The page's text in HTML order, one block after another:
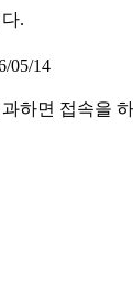
.
05/14
하면 접속을